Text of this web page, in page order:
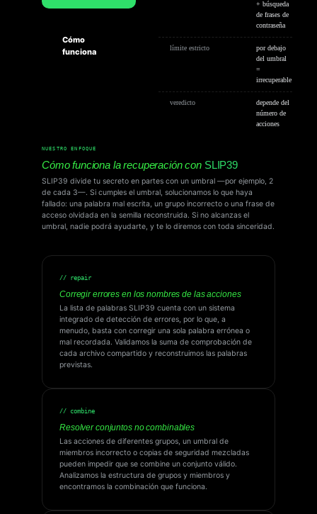
Cómo
funciona
+ búsqueda
de frases de
contraseña
límite estricto
por debajo
del umbral
=
irrecuperable
veredicto
depende del
número de
acciones
NUESTRO ENFOQUE
Cómo funciona la recuperación con SLIP39
SLIP39 divide tu secreto en partes con un umbral —por ejemplo, 2
de cada 3—. Si cumples el umbral, solucionamos lo que haya
fallado: una palabra mal escrita, un grupo incorrecto o una frase de
acceso olvidada en la semilla reconstruida. Si no alcanzas el
umbral, nadie podrá ayudarte, y te lo diremos con toda sinceridad.
// repair
Corregir errores en los nombres de las acciones
La lista de palabras SLIP39 cuenta con un sistema
integrado de detección de errores, por lo que, a
menudo, basta con corregir una sola palabra errónea o
mal recordada. Validamos la suma de comprobación de
cada archivo compartido y reconstruimos las palabras
previstas.
// combine
Resolver conjuntos no combinables
Las acciones de diferentes grupos, un umbral de
miembros incorrecto o copias de seguridad mezcladas
pueden impedir que se combine un conjunto válido.
Analizamos la estructura de grupos y miembros y
encontramos la combinación que funciona.